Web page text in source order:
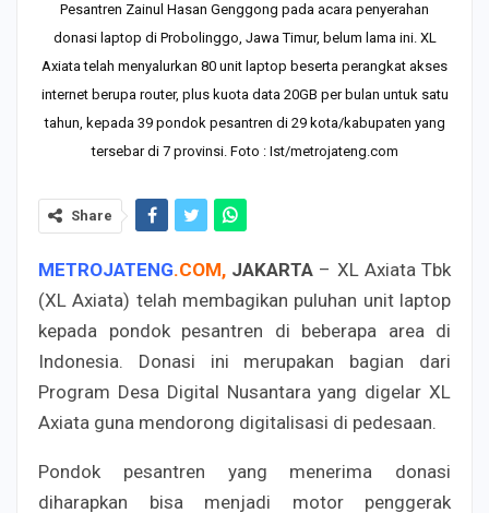
Pesantren Zainul Hasan Genggong pada acara penyerahan
donasi laptop di Probolinggo, Jawa Timur, belum lama ini. XL
Axiata telah menyalurkan 80 unit laptop beserta perangkat akses
internet berupa router, plus kuota data 20GB per bulan untuk satu
tahun, kepada 39 pondok pesantren di 29 kota/kabupaten yang
tersebar di 7 provinsi. Foto : Ist/metrojateng.com
Share
METROJATENG.COM, JAKARTA – XL Axiata Tbk
(XL Axiata) telah membagikan puluhan unit laptop
kepada pondok pesantren di beberapa area di
Indonesia. Donasi ini merupakan bagian dari
Program Desa Digital Nusantara yang digelar XL
Axiata guna mendorong digitalisasi di pedesaan.
Pondok pesantren yang menerima donasi
diharapkan bisa menjadi motor penggerak